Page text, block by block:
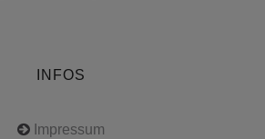
INFOS
Impressum